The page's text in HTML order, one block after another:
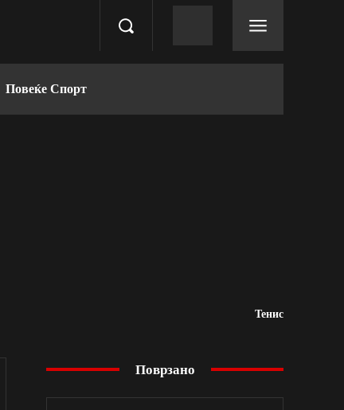
Повеќе Спорт
Тенис
Поврзано